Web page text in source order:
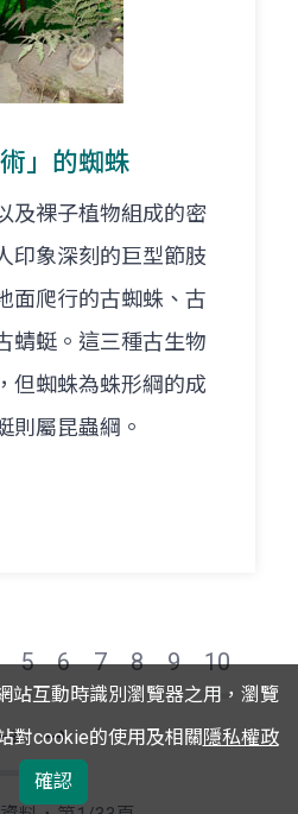
」的蜘蛛
及裸子植物組成的密
印象深刻的巨型節肢
面爬行的古蜘蛛、古
蜻蜓。這三種古生物
但蜘蛛為蛛形綱的成
則屬昆蟲綱。
5 6 7 8 9 10
最
後
一
站互動時識別瀏覽器之用，瀏覽
對cookie的使用及相關隱私權政
確認